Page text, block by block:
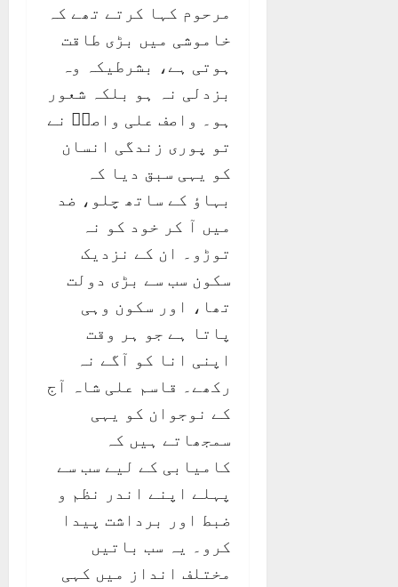
مرحوم کہا کرتے تھے کہ
خاموشی میں بڑی طاقت
ہوتی ہے، بشرطیکہ وہ
بزدلی نہ ہو بلکہ شعور
ہو۔ واصف علی واصفؒ نے
تو پوری زندگی انسان
کو یہی سبق دیا کہ
بہاؤ کے ساتھ چلو، ضد
میں آ کر خود کو نہ
توڑو۔ ان کے نزدیک
سکون سب سے بڑی دولت
تھا، اور سکون وہی
پاتا ہے جو ہر وقت
اپنی انا کو آگے نہ
رکھے۔ قاسم علی شاہ آج
کے نوجوان کو یہی
سمجھاتے ہیں کہ
کامیابی کے لیے سب سے
پہلے اپنے اندر نظم و
ضبط اور برداشت پیدا
کرو۔ یہ سب باتیں
مختلف انداز میں کہی